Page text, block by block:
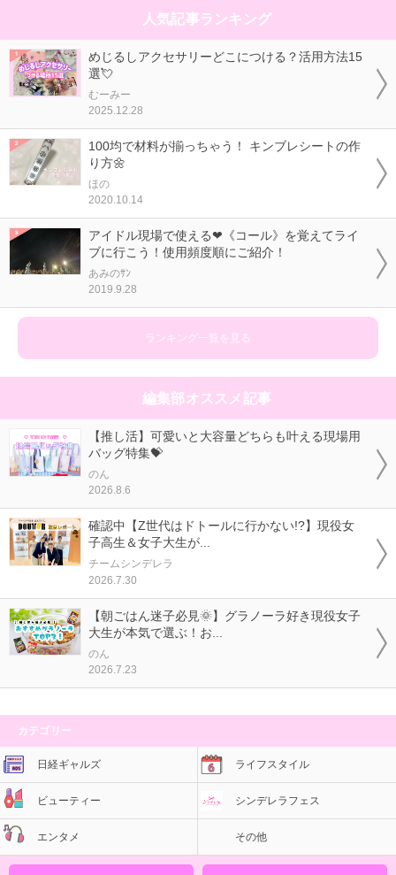
人気記事ランキング
めじるしアクセサリーどこにつける？活用方法15
選💘
むーみー
2025.12.28
100均で材料が揃っちゃう！ キンブレシートの作
り方🌼
ほの
2020.10.14
アイドル現場で使える❤《コール》を覚えてライ
ブに行こう！使用頻度順にご紹介！
あみのｻﾝ
2019.9.28
ランキング一覧を見る
編集部オススメ記事
【推し活】可愛いと大容量どちらも叶える現場用
バッグ特集💝
のん
2026.8.6
確認中【Z世代はドトールに行かない!?】現役女
子高生＆女子大生が...
チームシンデレラ
2026.7.30
【朝ごはん迷子必見🌞】グラノーラ好き現役女子
大生が本気で選ぶ！お...
のん
2026.7.23
カテゴリー
日経ギャルズ ライフスタイル
ビューティー シンデレラフェス
エンタメ その他